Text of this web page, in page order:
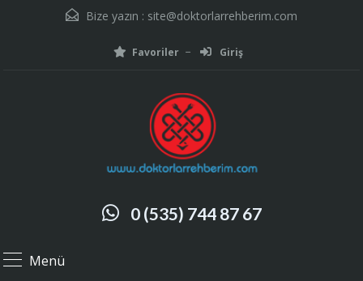
Bize yazın : site@doktorlarrehberim.com
Favoriler Giriş
0 (535) 744 87 67
Menü